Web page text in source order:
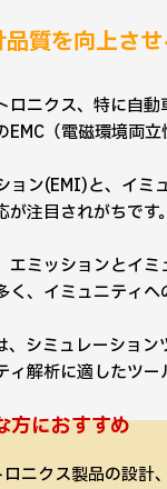
品質を向上さ
ロニクス、特に自
（電磁環境両立
ョン(EMI)と、イミ
注目されがちです。
エミッションとイ
く、イミュニティへ
、シミュレーショ
ィ解析に適したツ
方におすすめ
ニクス製品の設計